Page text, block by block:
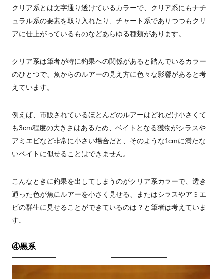
クリア系とは文字通り透けているカラーで、クリア系にもナチ
ュラル系の要素を取り入れたり、チャート系でありつつもクリ
アに仕上がっているものなどあらゆる種類があります。
クリア系は筆者が特に釣果への関係があると踏んでいるカラー
のひとつで、魚からのルアーの見え方に色々な影響があると考
えています。
例えば、市販されているほとんどのルアーはどれだけ小さくて
も3cm程度の大きさはあるため、ベイトとなる獲物がシラスや
アミエビなど非常に小さい場合だと、そのような1cmに満たな
いベイトに似せることはできません。
こんなときに釣果を出してしまうのがクリア系カラーで、透き
通った色が魚にルアーを小さく見せる、またはシラスやアミエ
ビの群生に見せることができているのは？と筆者は考えていま
す。
④黒系